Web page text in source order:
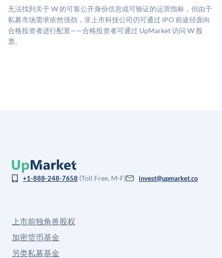
司可比倍数应用私有公司折扣，以反映流动性不足和信
息不对称。此估值不构成投资建议，可能与实际交易价
无法找到关于 W 的可靠公开身份信息或可验证的运营指标，但由于
私募市场需求依然强劲，非上市科技公司仍可通过 IPO 前途径面向
合格投资者进行配置——合格投资者可通过 UpMarket 访问 W 股
票。
+1-888-248-7658 (Toll Free, M-F) invest@upmarket.co
上市前独角兽股权
加密货币基金
另类私募基金